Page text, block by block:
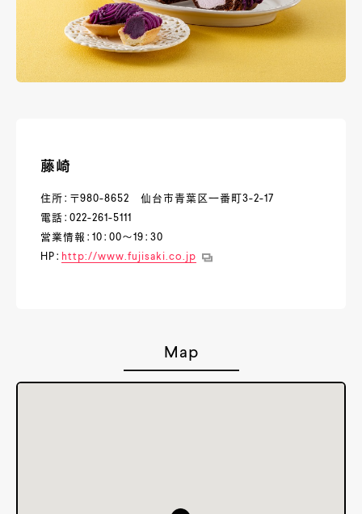
藤崎
住所：〒980-8652 仙台市青葉区一番町3-2-17
電話：022-261-5111
営業情報：10：00～19：30
HP： http://www.fujisaki.co.jp
Map